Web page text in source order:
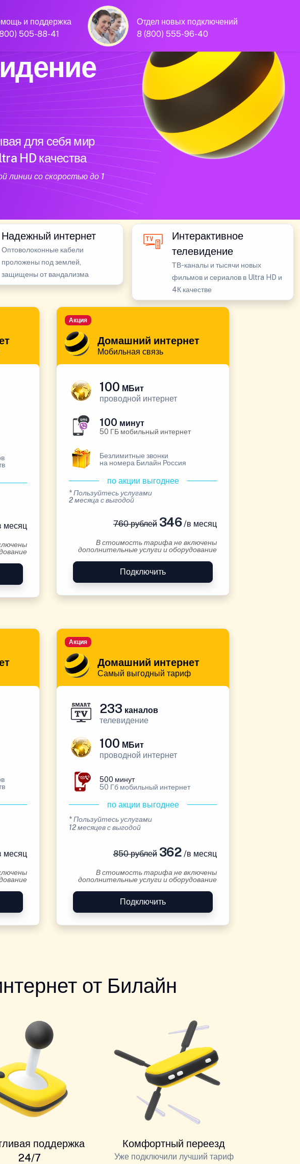
и поддержка
505-88-41
Отдел новых подключений
8 (800) 555-96-40
для себя мир
HD качества
линии со скоростью до 1
Надежный интернет
Оптоволоконные кабели
проложены под землей,
защищены от вандализма
Интерактивное
телевидение
ТВ-каналы и тысячи новых
фильмов и сериалов в Ultra HD и
4К качестве
месяц
Домашний интернет
Мобильная связь
Акция
100 МБит
проводной интернет
100 минут
50 ГБ мобильный интернет
Безлимитные звонки
на номера Билайн Россия
по акции выгоднее
* Пользуйтесь услугами
2 месяца с выгодой
760 рублей346/в месяц
В стоимость тарифа не включены
дополнительные услуги и оборудование
Подключить
месяц
Домашний интернет
Самый выгодный тариф
Акция
233 каналов
телевидение
100 МБит
проводной интернет
500 минут
50 Гб мобильный интернет
по акции выгоднее
* Пользуйтесь услугами
12 месяцев с выгодой
850 рублей362 /в месяц
В стоимость тарифа не включены
дополнительные услуги и оборудование
Подключить
от Билайн
поддержка
24/7
Комфортный переезд
Уже подключили лучший тариф